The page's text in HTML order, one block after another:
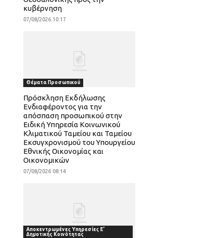
κυβέρνηση
07/08/2026 10:17
Θέματα Προσωπικού
Πρόσκληση Εκδήλωσης
Ενδιαφέροντος για την
απόσπαση προσωπικού στην
Ειδική Υπηρεσία Κοινωνικού
Κλιματικού Ταμείου και Ταμείου
Εκσυγχρονισμού του Υπουργείου
Εθνικής Οικονομίας και
Οικονομικών
07/08/2026 08:14
Αποκεντρωμένες Υπηρεσίες Ε'
Δημοτικής Κοινότητας